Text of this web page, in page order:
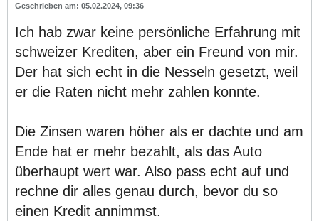
05.02.2024, 09:36
Ich hab zwar keine persönliche Erfahrung mit
schweizer Krediten, aber ein Freund von mir.
Der hat sich echt in die Nesseln gesetzt, weil
er die Raten nicht mehr zahlen konnte.
Die Zinsen waren höher als er dachte und am
Ende hat er mehr bezahlt, als das Auto
überhaupt wert war. Also pass echt auf und
rechne dir alles genau durch, bevor du so
einen Kredit annimmst.